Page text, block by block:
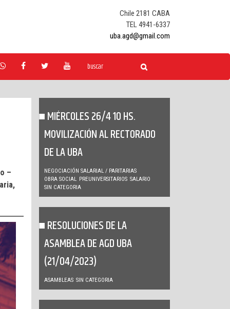
Chile 2181 CABA
TEL 4941-6337
uba.agd@gmail.com
–
MIÉRCOLES 26/4 10 HS.
MOVILIZACIÓN AL RECTORADO
DE LA UBA
NEGOCIACIÓN SALARIAL / PARITARIAS
OBRA SOCIAL
PREUNIVERSITARIOS SALARIO
SIN CATEGORIA
RESOLUCIONES DE LA
ASAMBLEA DE AGD UBA
(21/04/2023)
ASAMBLEAS SIN CATEGORIA